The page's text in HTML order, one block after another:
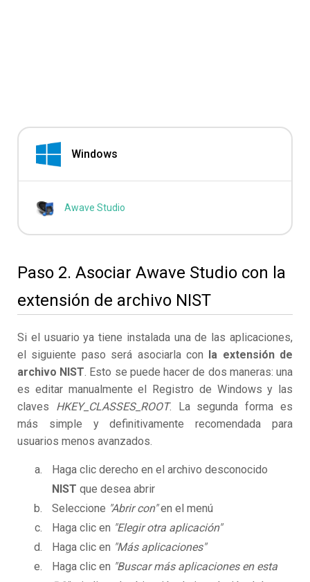
Windows
Awave Studio
Paso 2. Asociar Awave Studio con la
extensión de archivo NIST
Si el usuario ya tiene instalada una de las aplicaciones,
el siguiente paso será asociarla con la extensión de
archivo NIST. Esto se puede hacer de dos maneras: una
es editar manualmente el Registro de Windows y las
claves HKEY_CLASSES_ROOT. La segunda forma es
más simple y definitivamente recomendada para
usuarios menos avanzados.
Haga clic derecho en el archivo desconocido
NIST que desea abrir
Seleccione "Abrir con"en el menú
Haga clic en "Elegir otra aplicación"
Haga clic en "Más aplicaciones"
Haga clic en "Buscar más aplicaciones en esta